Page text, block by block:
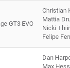
GT3 EVO
Christian
Mattia
Nicki
Felipe
Dan
Max